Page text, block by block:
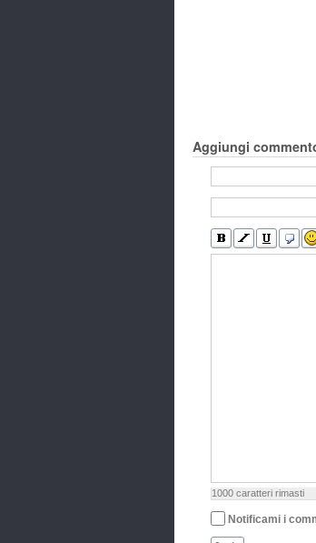
Aggiungi
1000 caratteri rimasti
Notificami i